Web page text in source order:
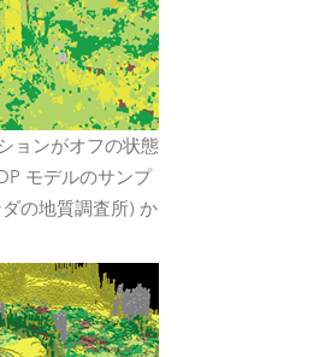
ョンがオフの状態
モデルのサンプ
の地質調査所) か